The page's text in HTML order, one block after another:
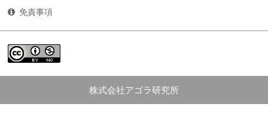
免責事項
株式会社アゴラ研究所